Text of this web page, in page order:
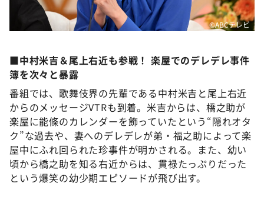
©ABCテレビ
■中村米吉＆尾上右近も参戦！ 楽屋でのデレデレ事件
簿を次々と暴露
番組では、歌舞伎界の先輩である中村米吉と尾上右近
からのメッセージVTRも到着。米吉からは、橋之助が
楽屋に能條のカレンダーを飾っていたという“隠れオタ
ク”な過去や、妻へのデレデレが弟・福之助によって楽
屋中にふれ回られた珍事件が明かされる。また、幼い
頃から橋之助を知る右近からは、貫禄たっぷりだった
という爆笑の幼少期エピソードが飛び出す。